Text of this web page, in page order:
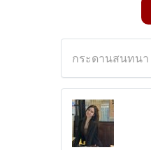
กระดานสนทนา